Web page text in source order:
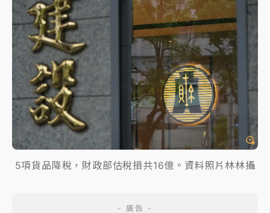
5項貨品降稅，財政部估稅損共16億。資料照片林林攝